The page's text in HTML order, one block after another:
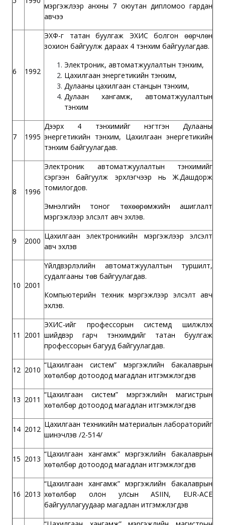
мэргэжлээр анхны 7 оюутан дипломоо гардан
авчээ
6 1992
ЭХФ-г татан буулгаж ЭХИС болгон өөрчлөн
зохион байгуулж дараах 4 тэнхим байгуулагдав.
Электроник, автоматжуулалтын тэнхим,
Цахилгаан энергетикийн тэнхим,
Дулааны цахилгаан станцын тэнхим,
Дулаан хангамж, автоматжуулалтын
тэнхим
7 1995
Дээрх 4 тэнхимийг нэгтгэн Дулааны
энергетикийн тэнхим, Цахилгаан энергетикийн
тэнхим байгуулагдав.
8 1996
Электроник автоматжуулалтын тэнхимийг
сэргээн байгуулж эрхлэгчээр нь Ж.Дашдорж
томилогдов.
Эмнэлгийн тоног төхөөрөмжийн ашиглалт
мэргэжлээр элсэлт авч эхлэв.
9 2000
Цахилгаан электроникийн мэргэжлээр элсэлт
авч эхлэв
10 2001
Үйлдвэрлэлийн автоматжуулалтын туршилт,
судалгааны төв байгуулагдав.
Компьютерийн техник мэргэжлээр элсэлт авч
эхлэв.
11 2001
ЭХИС-ийг профессорын системд шилжүүлэх
шийдвэр гарч тэнхимүүдийг татан буулгаж
профессорын багууд байгуулагдав.
12 2010
“Цахилгаан систем” мэргэжлийн бакалаврын
хөтөлбөр дотоодод магадлан итгэмжлэгдэв
13 2011
“Цахилгаан систем” мэргэжлийн магистрын
хөтөлбөр дотоодод магадлан итгэмжлэгдэв
14 2012
Цахилгаан техникийн материалын лабораторийг
шинэчлэв /2-514/
15 2013
“Цахилгаан хангамж” мэргэжлийн бакалаврын
хөтөлбөр дотоодод магадлан итгэмжлэгдэв
16 2013
“Цахилгаан хангамж” мэргэжлийн бакалаврын
хөтөлбөр олон улсын ASIIN, EUR-ACE
байгууллагуудаар магадлан итгэмжлэгдэв